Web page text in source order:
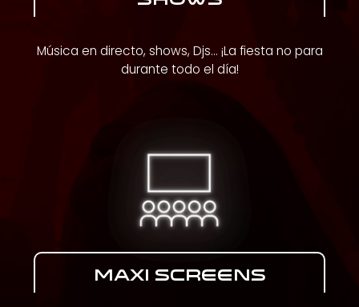
Música en directo, shows, Djs... ¡La fiesta no para
durante todo el día!
MAXI SCREENS